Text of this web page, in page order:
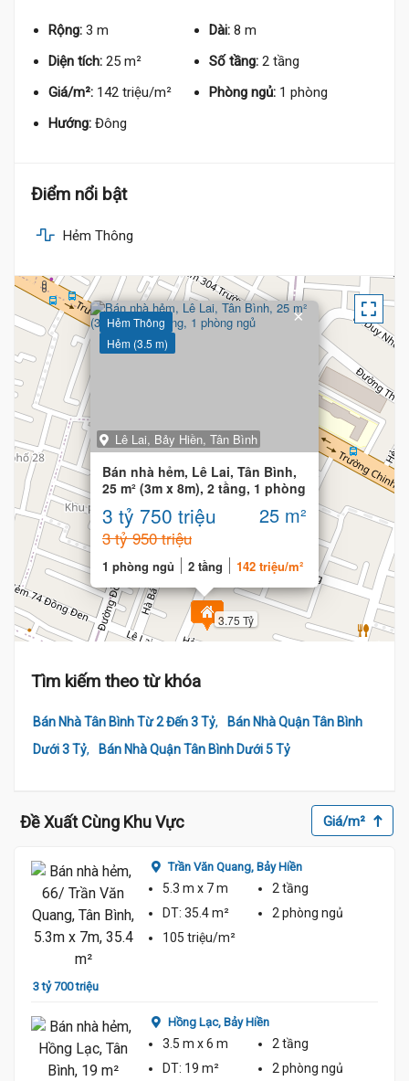
Rộng: 3 m Dài: 8 m
Diện tích: 25 m² Số tầng: 2 tầng
Giá/m²: 142 triệu/m² Phòng ngủ: 1 phòng
Hướng: Đông
Điểm nổi bật
Hẻm Thông
3.75 Tỷ
3.7 Tỷ
Hẻm Thông
Hẻm (3.5 m)
Lê Lai, Bảy Hiền, Tân Bình
Bán nhà hẻm, Lê Lai, Tân Bình,
25 m² (3m x 8m), 2 tầng, 1 phòng
3 tỷ 750 triệu 25 m²
3 tỷ 950 triệu
1 phòng ngủ 2 tầng 142 triệu/m²
×
Tìm kiếm theo từ khóa
Bán Nhà Tân Bình Từ 2 Đến 3 Tỷ,
Bán Nhà Quận Tân Bình
Dưới 3 Tỷ, Bán Nhà Quận Tân Bình Dưới 5 Tỷ
Đề Xuất Cùng Khu Vực Giá/m²
3 tỷ 700 triệu
Trần Văn Quang, Bảy Hiền
5.3 m x 7 m
2 tầng
DT: 35.4 m² 2 phòng ngủ
105 triệu/m²
Hồng Lạc, Bảy Hiền
3.5 m x 6 m
2 tầng
DT: 19 m² 2 phòng ngủ